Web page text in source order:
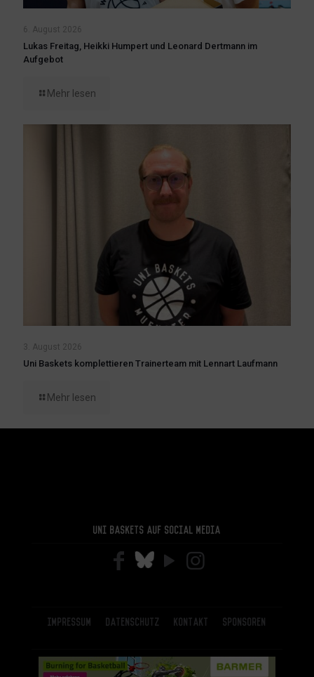
6. August 2026
Lukas Freitag, Heikki Humpert und Leonard Dertmann im
Aufgebot
Mehr lesen
3. August 2026
Uni Baskets komplettieren Trainerteam mit Lennart Laufmann
Mehr lesen
Uni Baskets auf Social Media
Impressum Datenschutz Kontakt Sponsoren